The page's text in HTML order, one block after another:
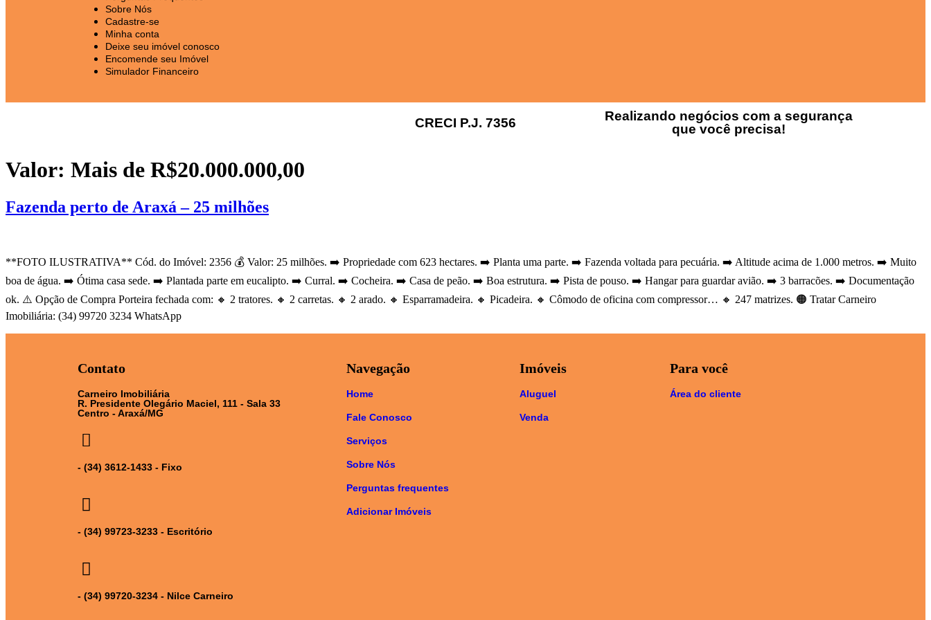
Sobre Nós
Cadastre-se
Minha conta
Deixe seu imóvel conosco
Encomende seu Imóvel
Simulador Financeiro
CRECI P.J. 7356
Realizando negócios com a segurança
que você precisa!
Valor: Mais de R$20.000.000,00
Fazenda perto de Araxá – 25 milhões
**FOTO ILUSTRATIVA** Cód. do Imóvel: 2356 💰 Valor: 25 milhões. ➡️ Propriedade com 623 hectares. ➡️ Planta uma parte. ➡️ Fazenda voltada para pecuária. ➡️ Altitude acima de 1.000 metros. ➡️ Muito
boa de água. ➡️ Ótima casa sede. ➡️ Plantada parte em eucalipto. ➡️ Curral. ➡️ Cocheira. ➡️ Casa de peão. ➡️ Boa estrutura. ➡️ Pista de pouso. ➡️ Hangar para guardar avião. ➡️ 3 barracões. ➡️ Documentação
ok. ⚠️ Opção de Compra Porteira fechada com: 🔸 2 tratores. 🔸 2 carretas. 🔸 2 arado. 🔸 Esparramadeira. 🔸 Picadeira. 🔸 Cômodo de oficina com compressor… 🔸 247 matrizes. 🟠 Tratar Carneiro
Imobiliária: (34) 99720 3234 WhatsApp
Contato
Carneiro Imobiliária
R. Presidente Olegário Maciel, 111 - Sala 33
Centro - Araxá/MG
- (34) 3612-1433 - Fixo
- (34) 99723-3233 - Escritório
- (34) 99720-3234 - Nilce Carneiro
Navegação
Home
Fale Conosco
Serviços
Sobre Nós
Perguntas frequentes
Adicionar Imóveis
Imóveis
Aluguel
Venda
Para você
Área do cliente